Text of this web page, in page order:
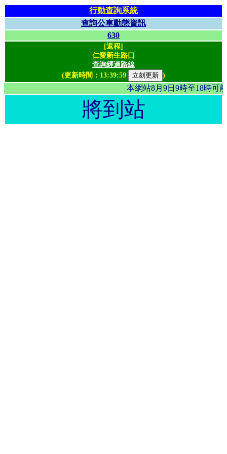
行動查詢系統
查詢公車動態資訊
630
[返程]
仁愛新生路口
查詢經過路線
(更新時間： 13:39:59 )
本網站8月9日9時至18
將到站